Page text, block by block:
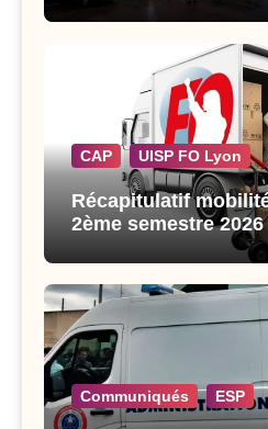
CAP UISP FO Lyon
Récapitulatif
2ème semestre 2026
Communiqués ESP